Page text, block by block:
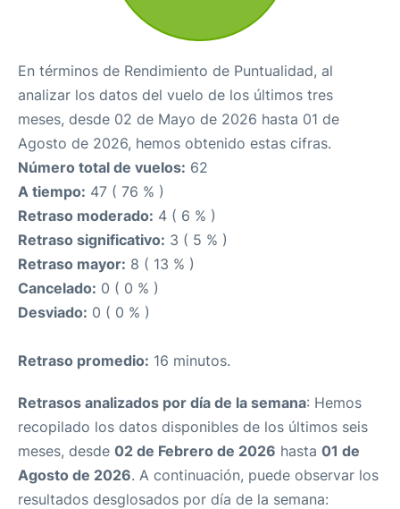
En términos de Rendimiento de Puntualidad, al
analizar los datos del vuelo de los últimos tres
meses, desde 02 de Mayo de 2026 hasta 01 de
Agosto de 2026, hemos obtenido estas cifras.
Número total de vuelos: 62
A tiempo: 47 ( 76 % )
Retraso moderado: 4 ( 6 % )
Retraso significativo: 3 ( 5 % )
Retraso mayor: 8 ( 13 % )
Cancelado: 0 ( 0 % )
Desviado: 0 ( 0 % )
Retraso promedio: 16 minutos.
Retrasos analizados por día de la semana: Hemos
recopilado los datos disponibles de los últimos seis
meses, desde 02 de Febrero de 2026 hasta 01 de
Agosto de 2026. A continuación, puede observar los
resultados desglosados por día de la semana: